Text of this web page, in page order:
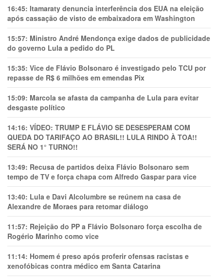
16:45: Itamaraty denuncia interferência dos EUA na eleição
após cassação de visto de embaixadora em Washington
15:57: Ministro André Mendonça exige dados de publicidade
do governo Lula a pedido do PL
15:35: Vice de Flávio Bolsonaro é investigado pelo TCU por
repasse de R$ 6 milhões em emendas Pix
15:09: Marcola se afasta da campanha de Lula para evitar
desgaste político
14:16: VÍDEO: TRUMP E FLÁVIO SE DESESPERAM COM
QUEDA DO TARIFAÇO AO BRASIL!! LULA RINDO À TOA!!
SERÁ NO 1° TURNO!!
13:49: Recusa de partidos deixa Flávio Bolsonaro sem
tempo de TV e força chapa com Alfredo Gaspar para vice
13:40: Lula e Davi Alcolumbre se reúnem na casa de
Alexandre de Moraes para retomar diálogo
11:57: Rejeição do PP a Flávio Bolsonaro força escolha de
Rogério Marinho como vice
11:14: Homem é preso após proferir ofensas racistas e
xenofóbicas contra médico em Santa Catarina